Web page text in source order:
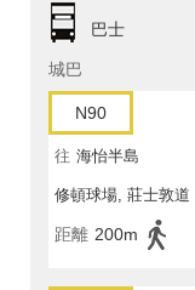
巴士
城巴
N90
往 海怡半島
修頓球場, 莊士敦道
距離 200m